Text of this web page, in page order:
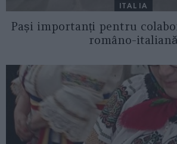
ITALIA
Pași importanți pentru
româno-